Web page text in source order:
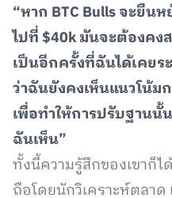
“หาก BTC Bulls จะยืน
ไปที่ $40k มันจะต้องคง
เป็นอีกครั้งที่ฉันได้เคยร
ว่าฉันยังคงเห็นแนวโน้ม
เพื่อทำให้การปรับฐาน
ฉันเห็น”
ทั้งนี้ความรู้สึกของเขาก็
ถือโดยนักวิเคราะห์ตลาด